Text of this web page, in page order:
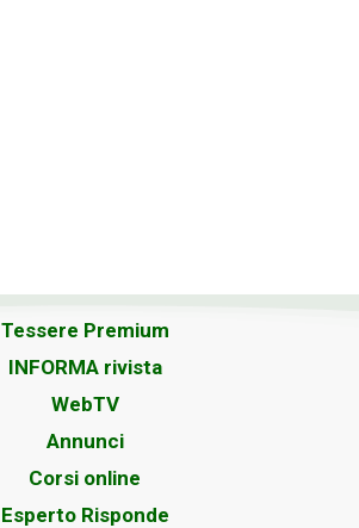
Tessere Premium
INFORMA rivista
WebTV
Annunci
Corsi online
Esperto Risponde